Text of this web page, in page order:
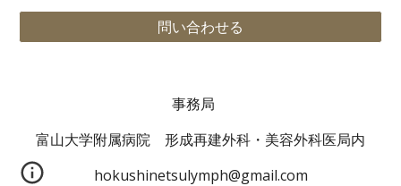
問い合わせる
事務局
富山大学附属病院 形成再建外科・美容外科医局内
hokushinetsulymph@gmail.com